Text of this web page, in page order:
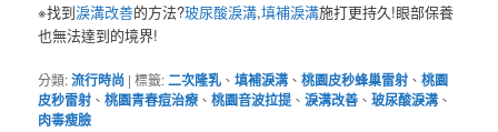
※找到淚溝改善的方法?玻尿酸淚溝,填補淚溝施打更持久!眼部保養
也無法達到的境界!
分類:流行時尚 |標籤:二次隆乳 、填補淚溝 、桃園皮秒蜂巢雷射 、桃園
皮秒雷射 、桃園青春痘治療 、桃園音波拉提 、淚溝改善 、玻尿酸淚溝 、
肉毒瘦臉